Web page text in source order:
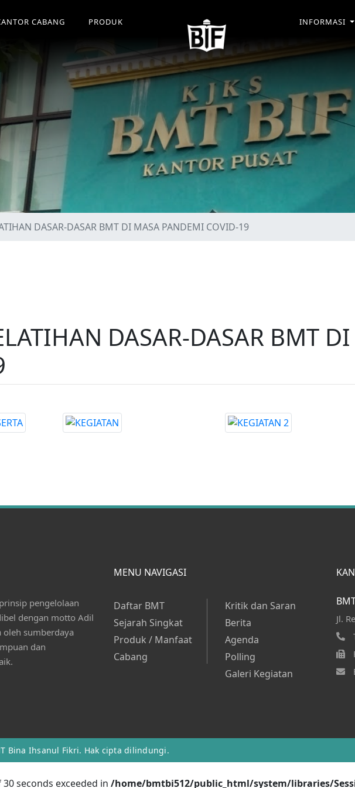
CABANG PRODUK INFORMASI
DASAR-DASAR BMT DI MASA PANDEMI COVID-19
DASAR-DASAR BMT
pengelolaan
dengan motto Adil
sumberdaya
dan
MENU NAVIGASI
Daftar BMT
Sejarah Singkat
Produk / Manfaat
Cabang
Kritik dan Saran
Berita
Agenda
Polling
Galeri Kegiatan
Jl.
Bina Ihsanul Fikri. Hak cipta dilindungi.
seconds exceeded in /home/bmtbi512/public_html/system/libraries/